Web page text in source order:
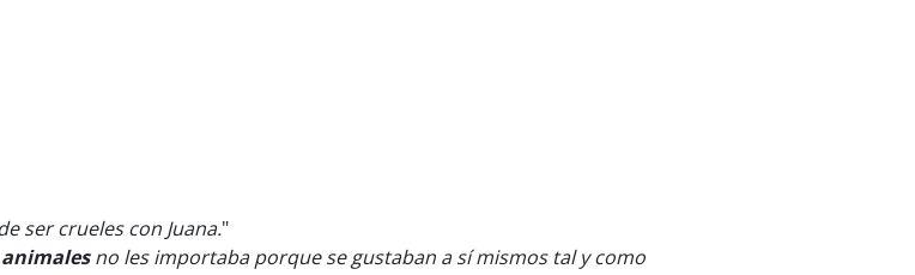
ser crueles con Juana."
no les importaba porque se gustaban a sí mismos tal y como